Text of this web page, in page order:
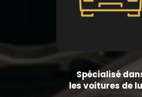
Spécialisé
les voitures de